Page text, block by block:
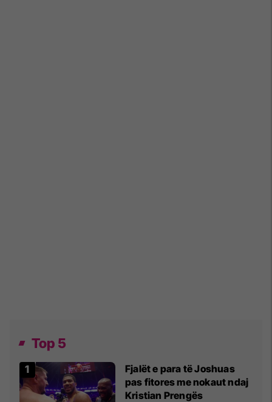
Top 5
Fjalët e para të Joshuas
pas fitores me nokaut ndaj
Kristian Prengës